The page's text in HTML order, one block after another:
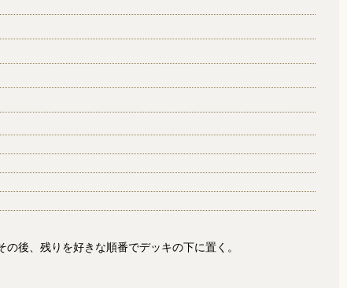
後、残りを好きな順番でデッキの下に置く。